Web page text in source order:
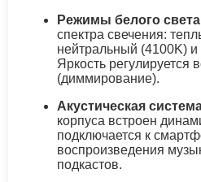
Режимы белого
спектра свечения:
нейтральный (4100K)
Яркость регулируется
(диммирование).
Акустическая
корпуса встроен
подключается к
воспроизведения
подкастов.